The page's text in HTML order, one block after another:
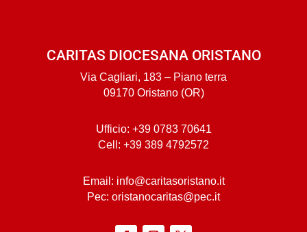
CARITAS DIOCESANA ORISTANO
Via Cagliari, 183 – Piano terra
09170 Oristano (OR)
Ufficio: +39 0783 70641
Cell: +39 389 4792572
Email: info@caritasoristano.it
Pec: oristanocaritas@pec.it